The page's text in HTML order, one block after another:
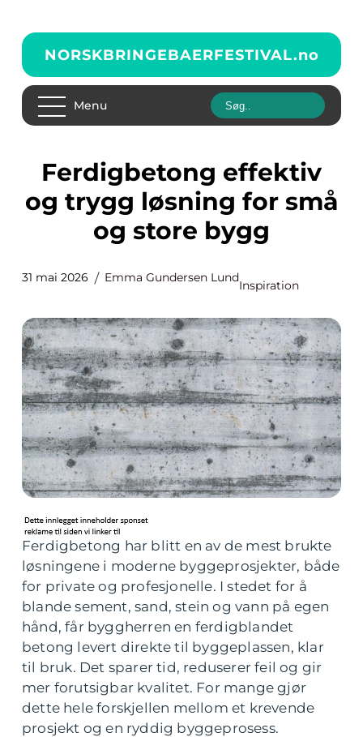
NORSKBRINGEBAERFESTIVAL.no
Menu
Ferdigbetong effektiv
og trygg løsning for små
og store bygg
31 mai 2026 Emma Gundersen Lund
Inspiration
Ferdigbetong har blitt en av de mest brukte
løsningene i moderne byggeprosjekter, både
for private og profesjonelle. I stedet for å
blande sement, sand, stein og vann på egen
hånd, får byggherren en ferdigblandet
betong levert direkte til byggeplassen, klar
til bruk. Det sparer tid, reduserer feil og gir
mer forutsigbar kvalitet. For mange gjør
dette hele forskjellen mellom et krevende
prosjekt og en ryddig byggeprosess.